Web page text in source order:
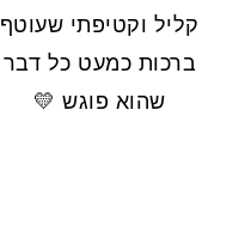
קליל וקטיפתי שעוטף
ברכות כמעט כל דבר
שהוא פוגש 💛